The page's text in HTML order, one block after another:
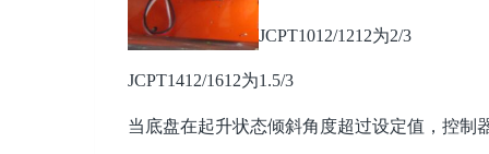
JCPT1012/1212为2/3
JCPT1412/1612为1.5/3
当底盘在起升状态倾斜角度超过设定值，控制